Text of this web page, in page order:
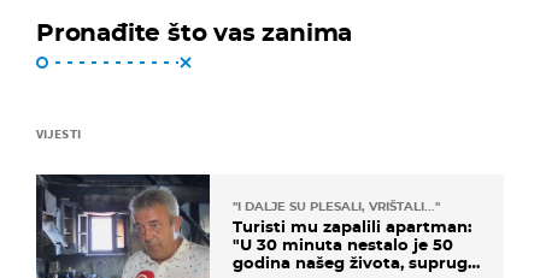
Pronađite što vas zanima
VIJESTI
"I DALJE SU PLESALI, VRIŠTALI..."
Turisti mu zapalili apartman:
"U 30 minuta nestalo je 50
godina našeg života, supruga